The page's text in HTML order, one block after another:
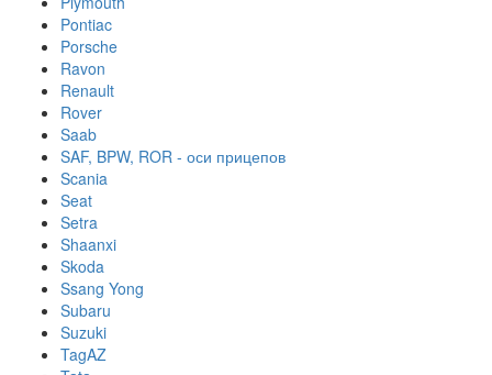
Pontiac
Porsche
Ravon
Renault
Rover
Saab
SAF, BPW, ROR - оси прицепов
Scania
Seat
Setra
Shaanxi
Skoda
Ssang Yong
Subaru
Suzuki
TagAZ